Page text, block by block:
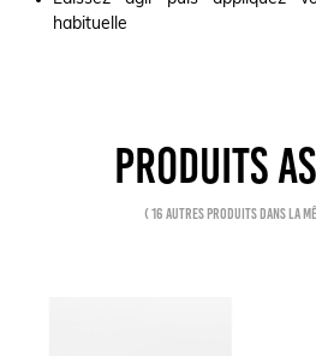
habituelle
PRODUITS
( 16 autres produits dans la